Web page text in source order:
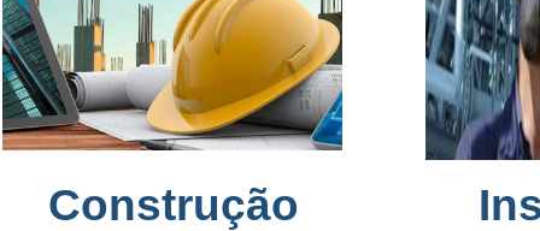
Construção